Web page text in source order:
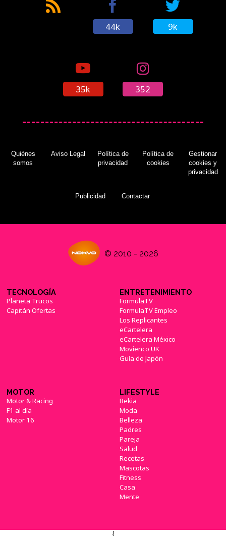
44k 9k
35k 352
Quiénes
somos
Aviso Legal
Política de
privacidad
Política de
cookies
Gestionar
cookies y
privacidad
Publicidad Contactar
© 2010 - 2026
TECNOLOGÍA
Planeta Trucos
Capitán Ofertas
ENTRETENIMIENTO
FormulaTV
FormulaTV Empleo
Los Replicantes
eCartelera
eCartelera México
Movienco UK
Guía de Japón
MOTOR
Motor & Racing
F1 al día
Motor 16
LIFESTYLE
Bekia
Moda
Belleza
Padres
Pareja
Salud
Recetas
Mascotas
Fitness
Casa
Mente